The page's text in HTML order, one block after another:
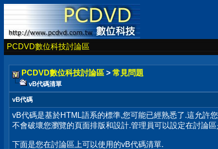
PCDVD數位科技討論區
PCDVD數位科技討論區 > 常見問題
vB代碼清單
vB代碼
vB代碼是基於HTML語系的標準,您可能已經熟悉了.這允許
不會破壞您瀏覽的頁面排版和設計.管理員可以設定在討論
下面是您在討論區上可以使用的vB代碼清單.